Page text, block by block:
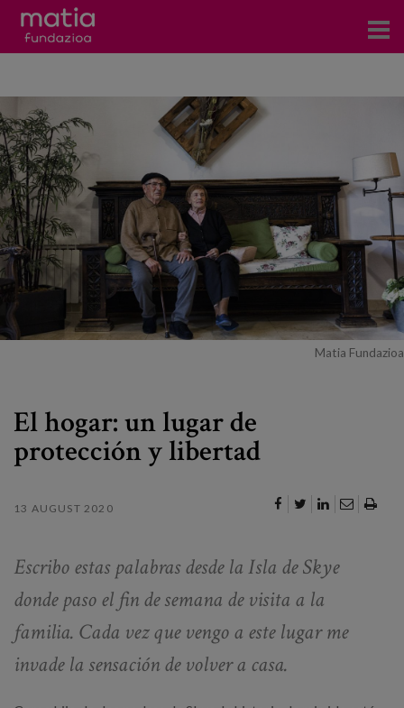
Servicios
Eventos
Contacto
News
Blog
Matia Fundazioa
El hogar: un lugar de
protección y libertad
13 AUGUST 2020
Escribo estas palabras desde la Isla de Skye
donde paso el fin de semana de visita a la
familia. Cada vez que vengo a este lugar me
invade la sensación de volver a casa.